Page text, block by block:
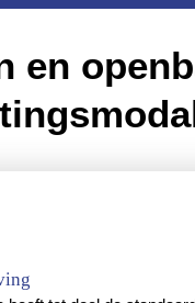
en